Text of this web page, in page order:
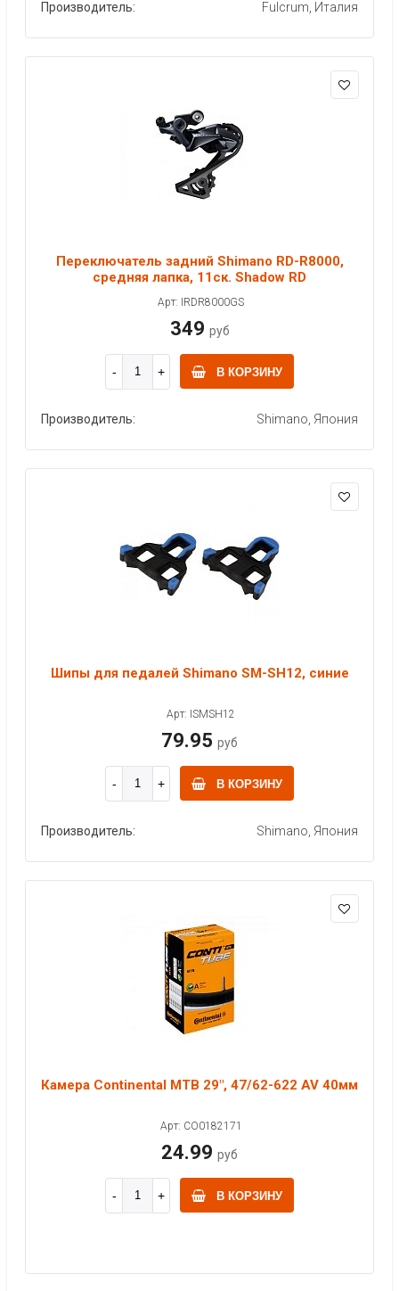
Производитель: Fulcrum, Италия
Переключатель задний Shimano RD-R8000,
средняя лапка, 11ск. Shadow RD
Арт: IRDR8000GS
349 руб
В КОРЗИНУ
Производитель: Shimano, Япония
Шипы для педалей Shimano SM-SH12, синие
Арт: ISMSH12
79.95 руб
В КОРЗИНУ
Производитель: Shimano, Япония
Камера Continental MTB 29", 47/62-622 AV 40мм
Арт: CO0182171
24.99 руб
В КОРЗИНУ